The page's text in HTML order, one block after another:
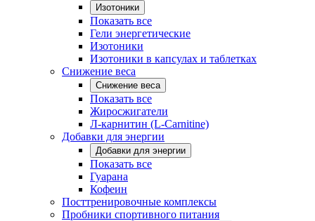
Изотоники
Показать все
Гели энергетические
Изотоники
Изотоники в капсулах и таблетках
Снижение веса
Снижение веса
Показать все
Жиросжигатели
Л-карнитин (L-Carnitine)
Добавки для энергии
Добавки для энергии
Показать все
Гуарана
Кофеин
Посттренировочные комплексы
Пробники спортивного питания